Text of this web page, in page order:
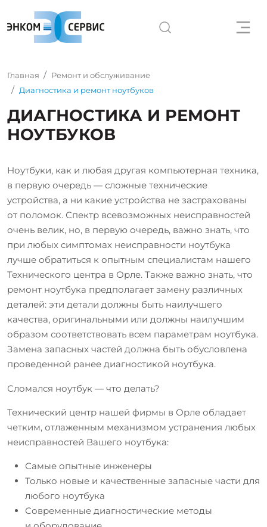
Главная
Ремонт и обслуживание
Диагностика и ремонт ноутбуков
ДИАГНОСТИКА И РЕМОНТ
НОУТБУКОВ
Ноутбуки, как и любая другая компьютерная техника,
в первую очередь — сложные технические
устройства, a ни какие устройства не застрахованы
от поломок. Спектр всевозможных неисправностей
очень велик, но, в первую очередь, важно знать, что
при любых симптомах неисправности ноутбука
лучше обратиться к опытным специалистам нашего
Технического центра в Орле. Также важно знать, что
ремонт ноутбука предполагает замену различных
деталей: эти детали должны быть наилучшего
качества, оригинальными или должны наилучшим
образом соответствовать всем параметрам ноутбука.
Замена запасных частей должна быть обусловлена
проведенной ранее диагностикой ноутбука.
Сломался ноутбук — что делать?
Технический центр нашей фирмы в Орле обладает
четким, отлаженным механизмом устранения любых
неисправностей Вашего ноутбука:
Самые опытные инженеры
Только новые и качественные запасные части для
любого ноутбука
Современные диагностические методы